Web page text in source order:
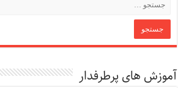
آموزش های پرطرفدار